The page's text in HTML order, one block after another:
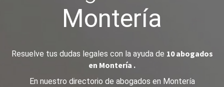
Montería
Resuelve tus dudas legales con la ayuda de 10 abogados
en Montería .
En nuestro directorio de abogados en Montería